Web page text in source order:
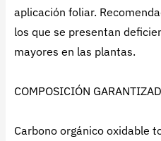
aplicación foliar.
los que se presentan
mayores en las plantas.
COMPOSICIÓN
Carbono orgánico